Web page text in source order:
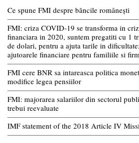
Ce spune FMI despre băncile românești
FMI: criza COVID-19 se transforma in
financiara in 2020, suntem pregatiti cu 1
de dolari, pentru a ajuta tarile in
ajutoarele financiare pentru familiile si
FMI cere BNR sa intareasca politica
modifice legea pensiilor
FMI: majorarea salariilor din sectorul
trebui reevaluate
IMF statement of the 2018 Article IV